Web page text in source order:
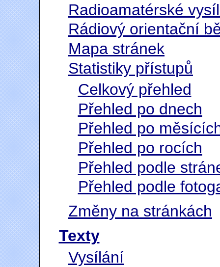
Radioamatérské
Rádiový orientační
Mapa stránek
Statistiky přístupů
Celkový přehled
Přehled po dnech
Přehled po
Přehled po rocích
Přehled podle
Přehled podle
Změny na stránkách
Texty
Vysílání